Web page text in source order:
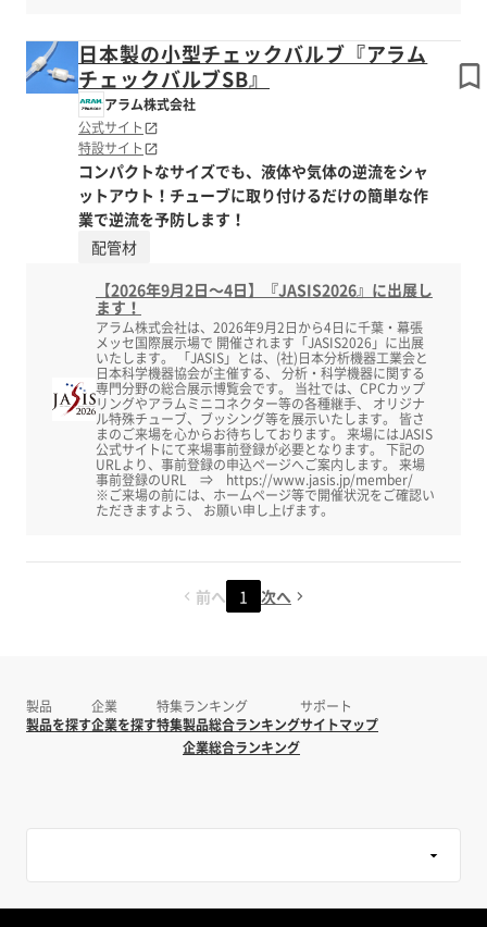
日本製の小型チェックバルブ『アラム
チェックバルブSB』
アラム株式会社
公式サイト
特設サイト
コンパクトなサイズでも、液体や気体の逆流をシャ
ットアウト！チューブに取り付けるだけの簡単な作
業で逆流を予防します！
配管材
【2026年9月2日～4日】『JASIS2026』に出展し
ます！
アラム株式会社は、2026年9月2日から4日に千葉・幕張
メッセ国際展示場で 開催されます「JASIS2026」に出展
いたします。 「JASIS」とは、(社)日本分析機器工業会と
日本科学機器協会が主催する、 分析・科学機器に関する
専門分野の総合展示博覧会です。 当社では、CPCカップ
リングやアラムミニコネクター等の各種継手、 オリジナ
ル特殊チューブ、ブッシング等を展示いたします。 皆さ
まのご来場を心からお待ちしております。 来場にはJASIS
公式サイトにて来場事前登録が必要となります。 下記の
URLより、事前登録の申込ページへご案内します。 来場
事前登録のURL ⇒ https://www.jasis.jp/member/
※ご来場の前には、ホームページ等で開催状況をご確認い
ただきますよう、 お願い申し上げます。
前へ 1 次へ
製品
製品を探す
企業
企業を探す
特集
特集
ランキング
製品総合ランキング
企業総合ランキング
サポート
サイトマップ